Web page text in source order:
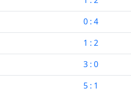
0 : 4
1 : 2
3 : 0
5 : 1